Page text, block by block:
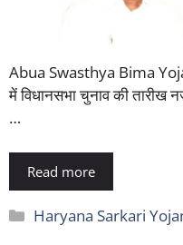
Abua Swasthya Bima
में विधानसभा चुनाव की तारीख
…
Read more
Categories
Haryana Sarkari